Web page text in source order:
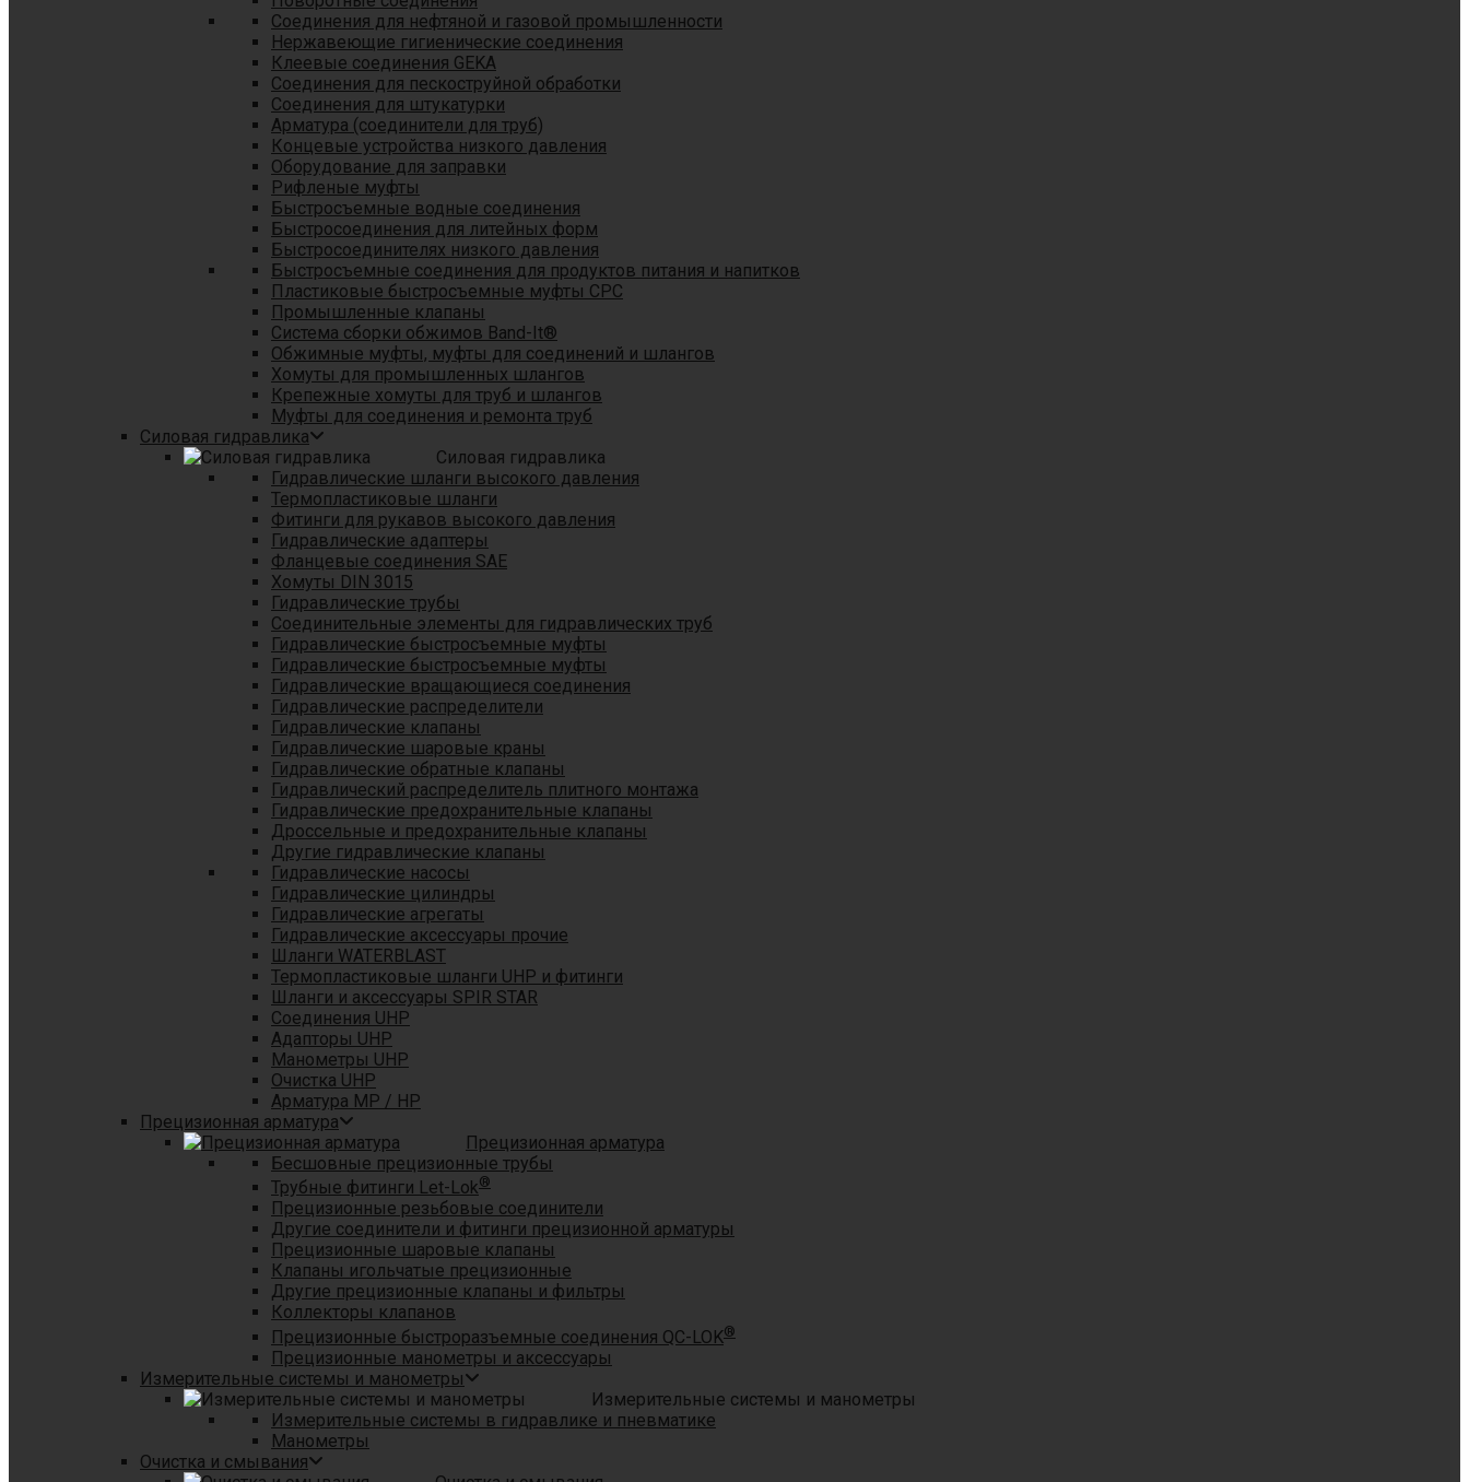
Соединения для нефтяной и газовой промышленности
Нержавеющие гигиенические соединения
Клеевые соединения GEKA
Соединения для пескоструйной обработки
Cоединения для штукатурки
Арматура (соединители для труб)
Концевые устройства низкого давления
Оборудование для заправки
Рифленые муфты
Быстросъемные водные соединения
Быстросоединения для литейных форм
Быстросоединителях низкого давления
Быстросъемные соединения для продуктов питания и напитков
Пластиковые быстросъемные муфты CPC
Промышленные клапаны
Система сборки обжимов Band-It®
Обжимные муфты, муфты для соединений и шлангов
Хомуты для промышленных шлангов
Крепежные хомуты для труб и шлангов
Муфты для соединения и ремонта труб
Силовая гидравлика
Силовая гидравлика
Гидравлические шланги высокого давления
Термопластиковые шланги
Фитинги для рукавов высокого давления
Гидравлические адаптеры
Фланцевые соединения SAE
Хомуты DIN 3015
Гидравлические трубы
Соединительные элементы для гидравлических труб
Гидравлические быстросъемные муфты
Гидравлические быстросъемные муфты
Гидравлические вращающиеся соединения
Гидравлические распределители
Гидравлические клапаны
Гидравлические шаровые краны
Гидравлические обратные клапаны
Гидравлический распределитель плитного монтажа
Гидравлические предохранительные клапаны
Дроссельные и предохранительные клапаны
Другие гидравлические клапаны
Гидравлические насосы
Гидравлические цилиндры
Гидравлические агрегаты
Гидравлические аксессуары прочие
Шланги WATERBLAST
Термопластиковые шланги UHP и фитинги
Шланги и аксессуары SPIR STAR
Соединения UHP
Адапторы UHP
Манометры UHP
Очистка UHP
Арматура MP / HP
Прецизионная арматура
Прецизионная арматура
Бесшовные прецизионные трубы
Трубные фитинги Let-Lok®
Прецизионные резьбовые соединители
Другие соединители и фитинги прецизионной арматуры
Прецизионные шаровые клапаны
Клапаны игольчатые прецизионные
Другие прецизионные клапаны и фильтры
Коллекторы клапанов
Прецизионные быстроразъемные соединения QC-LOK®
Прецизионные манометры и аксессуары
Измерительные системы и манометры
Измерительные системы и манометры
Измерительные системы в гидравлике и пневматике
Манометры
Очистка и смывания